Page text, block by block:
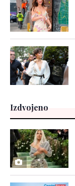
Izdvojeno